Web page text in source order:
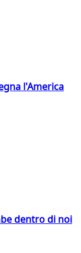
l'America
dentro di noi